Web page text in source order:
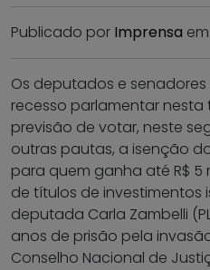
Publicado por Imprensa em
Os deputados e
recesso parlamentar
previsão de votar, neste
outras pautas, a isenção
para quem ganha até R$
de títulos de investimentos
deputada Carla Zambelli
anos de prisão pela
Conselho Nacional de